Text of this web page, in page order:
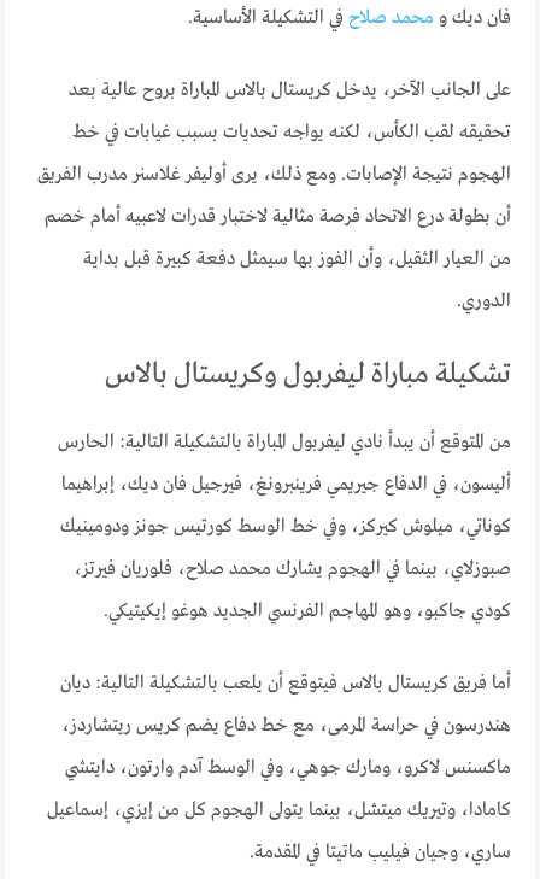
فان ديك و محمد صلاح في التشكيلة الأساسية.
على الجانب الآخر، يدخل كريستال بالاس المباراة بروح عالية بعد
تحقيقه لقب الكأس، لكنه يواجه تحديات بسبب غيابات في خط
الهجوم نتيجة الإصابات. ومع ذلك، يرى أوليفر غلاسنر مدرب الفريق
أن بطولة درع الاتحاد فرصة مثالية لاختبار قدرات لاعبيه أمام خصم
من العيار الثقيل، وأن الفوز بها سيمثل دفعة كبيرة قبل بداية
الدوري.
تشكيلة مباراة ليفربول وكريستال بالاس
من المتوقع أن يبدأ نادي ليفربول المباراة بالتشكيلة التالية: الحارس
أليسون، في الدفاع جيريمي فرينبرونغ، فيرجيل فان ديك، إبراهيما
كوناتي، ميلوش كيركز، وفي خط الوسط كورتيس جونز ودومينيك
صبوزلاي، بينما في الهجوم يشارك محمد صلاح، فلوريان فيرتز،
كودي جاكبو، وهو المهاجم الفرنسي الجديد هوغو إيكيتيكي.
أما فريق كريستال بالاس فيتوقع أن يلعب بالتشكيلة التالية: ديان
هندرسون في حراسة المرمى، مع خط دفاع يضم كريس ريتشاردز،
ماكسنس لاكرو، ومارك جوهي، وفي الوسط آدم وارتون، دايتشي
كامادا، وتيريك ميتشل، بينما يتولى الهجوم كل من إيزي، إسماعيل
ساري، وجيان فيليب ماتيتا في المقدمة.